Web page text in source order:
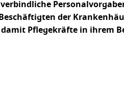
der
Pflegekräfte in ihrem